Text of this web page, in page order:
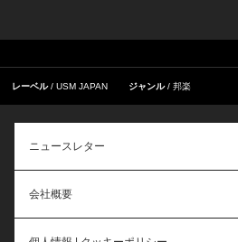
レーベル USM JAPAN ジャンル 邦楽
ニュースレター
会社概要